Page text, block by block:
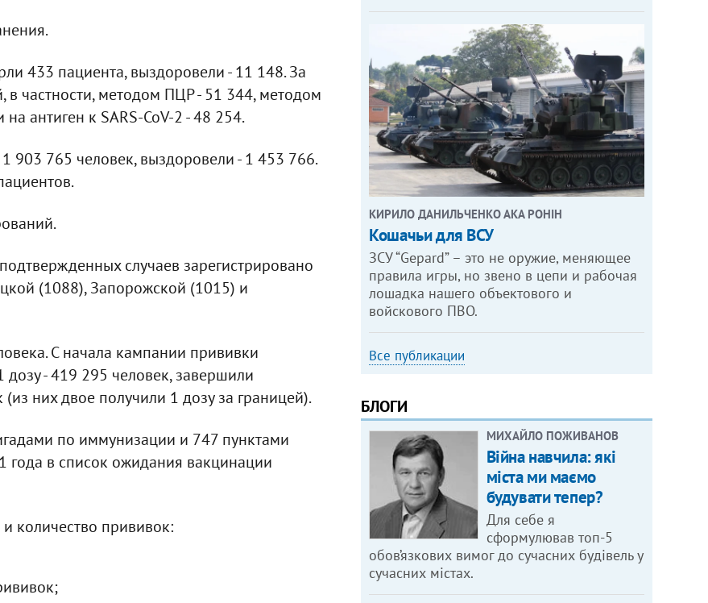
433 пациента, выздоровели - 11 148. За
в частности, методом ПЦР - 51 344, методом
антиген к SARS-CoV-2 - 48 254.
903 765 человек, выздоровели - 1 453 766.
случаев зарегистрировано
(1088), Запорожской (1015) и
С начала кампании прививки
- 419 295 человек, завершили
них двое получили 1 дозу за границей).
по иммунизации и 747 пунктами
года в список ожидания вакцинации
количество прививок:
КИРИЛО ДАНИЛЬЧЕНКО АКА РОНІН
Кошачьи для ВСУ
ЗСУ “Gepard” – это не оружие, меняющее
правила игры, но звено в цепи и рабочая
лошадка нашего объектового и
войскового ПВО.
Все публикации
БЛОГИ
МИХАЙЛО ПОЖИВАНОВ
Війна навчила: які
міста ми маємо
будувати тепер?
Для себе я
сформулював топ-5
обов’язкових вимог до сучасних будівель у
сучасних містах.